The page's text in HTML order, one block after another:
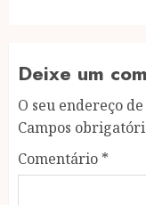
Deixe um
O seu endereço
Campos
Comentário *